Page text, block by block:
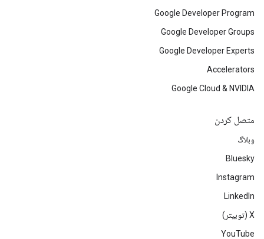
Google Developer Program
Google Developer Groups
Google Developer Experts
Accelerators
Google Cloud & NVIDIA
متصل کردن
وبلاگ
Bluesky
Instagram
LinkedIn
‫X (توییتر)
YouTube